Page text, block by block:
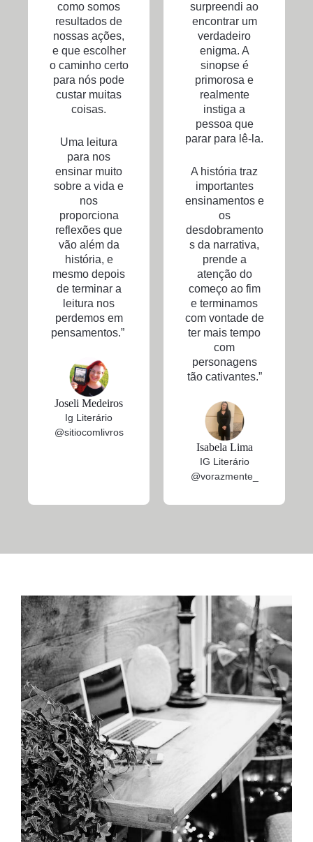
como somos
resultados de
nossas ações,
e que escolher
o caminho certo
para nós pode
custar muitas
coisas.
Uma leitura
para nos
ensinar muito
sobre a vida e
nos
proporciona
reflexões que
vão além da
história, e
mesmo depois
de terminar a
leitura nos
perdemos em
pensamentos.”
Joseli Medeiros
Ig Literário
@sitiocomlivros
surpreendi ao
encontrar um
verdadeiro
enigma. A
sinopse é
primorosa e
realmente
instiga a
pessoa que
parar para lê-la.
A história traz
importantes
ensinamentos e
os
desdobramento
s da narrativa,
prende a
atenção do
começo ao fim
e terminamos
com vontade de
ter mais tempo
com
personagens
tão cativantes.”
Isabela Lima
IG Literário
@vorazmente_